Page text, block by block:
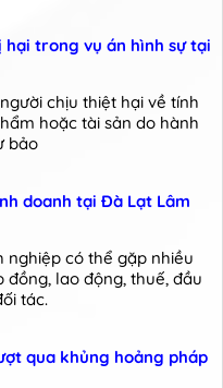
hại trong vụ án hình sự tại
chịu thiệt hại về tính
hoặc tài sản do hành
bảo
doanh tại Đà Lạt Lâm
nghiệp có thể gặp nhiều
lao động, thuế, đầu
tác.
qua khủng hoảng pháp